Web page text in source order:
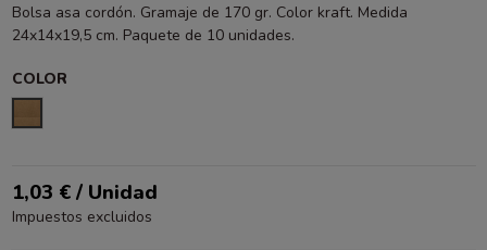
Bolsa asa cordón. Gramaje de 170 gr. Color kraft. Medida
24x14x19,5 cm. Paquete de 10 unidades.
COLOR
1,03 € / Unidad
Impuestos excluidos